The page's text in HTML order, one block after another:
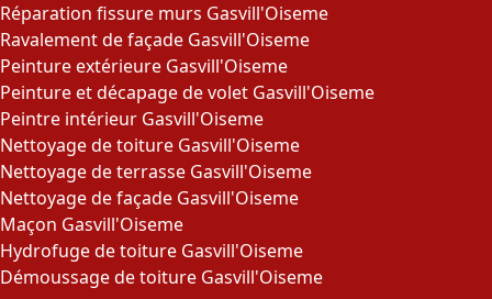
Réparation fissure murs Gasvill'Oiseme
Ravalement de façade Gasvill'Oiseme
Peinture extérieure Gasvill'Oiseme
Peinture et décapage de volet Gasvill'Oiseme
Peintre intérieur Gasvill'Oiseme
Nettoyage de toiture Gasvill'Oiseme
Nettoyage de terrasse Gasvill'Oiseme
Nettoyage de façade Gasvill'Oiseme
Maçon Gasvill'Oiseme
Hydrofuge de toiture Gasvill'Oiseme
Démoussage de toiture Gasvill'Oiseme